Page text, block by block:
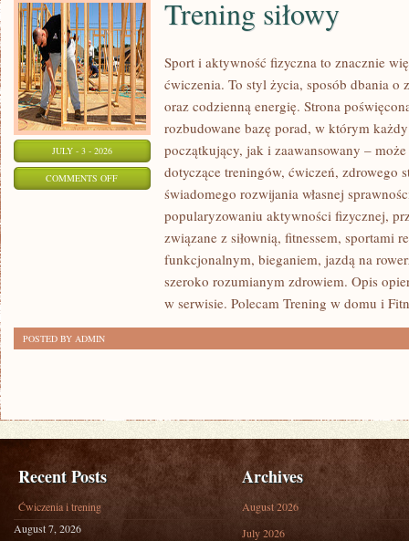
JULY - 3 - 2026
COMMENTS OFFON
Trening siłowy
Sport i aktywność fizyczna to znacznie
ćwiczenia. To styl życia, sposób dbania o
oraz codzienną energię. Strona
rozbudowane bazę porad, w którym
początkujący, jak i zaawansowany –
dotyczące treningów, ćwiczeń, zdrowego
świadomego rozwijania własnej
popularyzowaniu aktywności fizycznej,
związane z siłownią, fitnessem, sportami
funkcjonalnym, bieganiem, jazdą na
szeroko rozumianym zdrowiem. Opis
w serwisie. Polecam Trening w domu i
POSTED BY ADMIN
Recent Posts
Ćwiczenia i trening
August 7, 2026
Archives
August 2026
July 2026